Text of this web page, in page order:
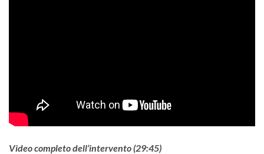
Video completo dell’intervento (29:45)